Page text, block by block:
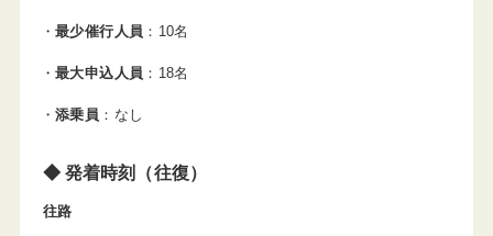
最少催行人員 ：10名
最大申込人員 ：18名
添乗員 ：なし
◆ 発着時刻（往復）
往路